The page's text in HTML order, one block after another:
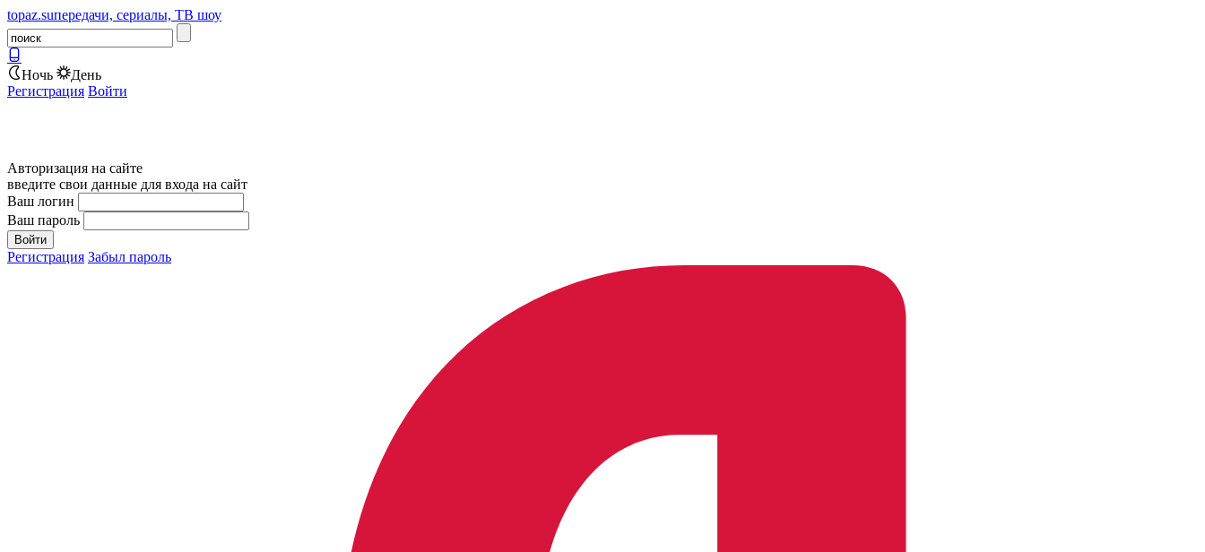
topaz.suпередачи, сериалы, ТВ шоу
Ночь
День
Регистрация Войти
Авторизация на сайте
введите свои данные для входа на сайт
Ваш логин
Ваш пароль
Регистрация Забыл пароль